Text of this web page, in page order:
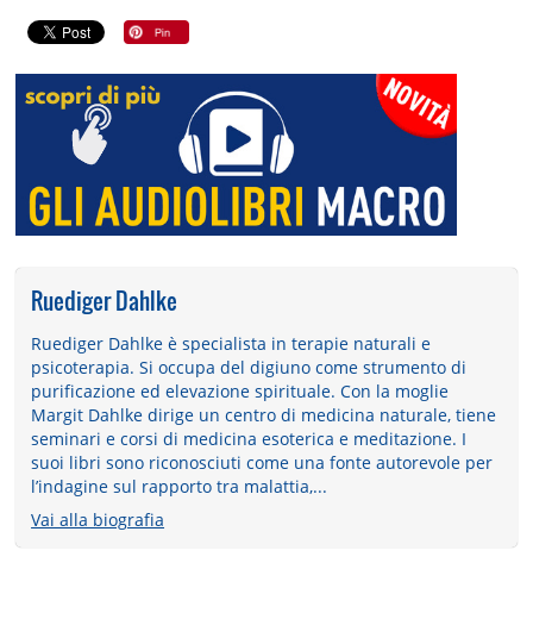
Ruediger Dahlke
Ruediger Dahlke è specialista in terapie naturali e
psicoterapia. Si occupa del digiuno come strumento di
purificazione ed elevazione spirituale. Con la moglie
Margit Dahlke dirige un centro di medicina naturale, tiene
seminari e corsi di medicina esoterica e meditazione. I
suoi libri sono riconosciuti come una fonte autorevole per
l’indagine sul rapporto tra malattia,...
Vai alla biografia